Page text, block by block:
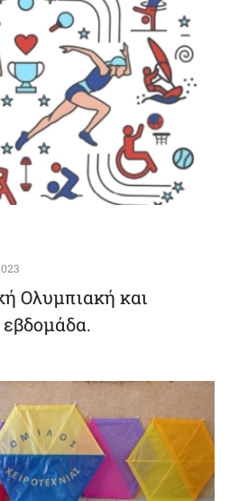
Ολυμπιακή και